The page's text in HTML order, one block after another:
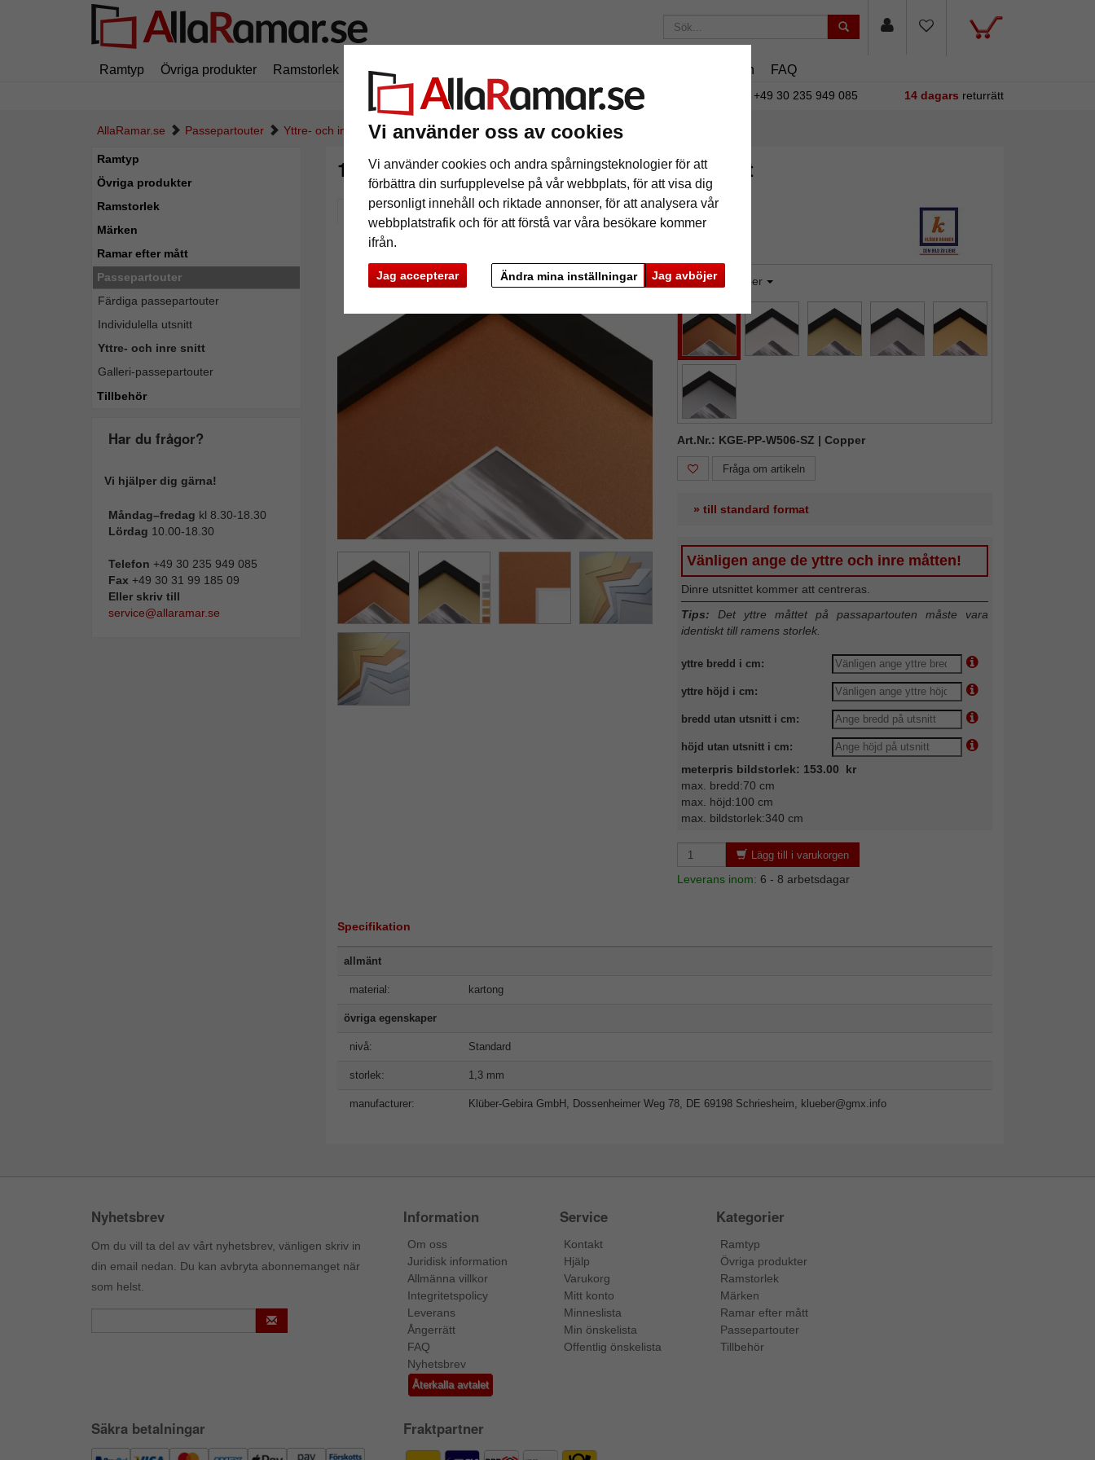
Vi använder oss av cookies
Vi använder cookies och andra spårningsteknologier för att
förbättra din surfupplevelse på vår webbplats, för att visa dig
personligt innehåll och riktade annonser, för att analysera vår
webbplatstrafik och för att förstå var våra besökare kommer
ifrån.
Jag accepterar Jag avböjer
Ändra mina inställningar
Ramtyp Övriga produkter Ramstorlek Märken Magasin FAQ
i leveranskostnad. Oavsett hur mycket du beställer. +49 30 235 949 085 14 dagars returrätt
AllaRamar.se Passepartouter Yttre- och inre snitt 1,3 mm passepartout i metallfärger efter mått
Ramtyp
Övriga produkter
Ramstorlek
Märken
Ramar efter mått
Passepartouter
Färdiga passepartouter
Individulella utsnitt
Yttre- och inre snitt
Galleri-passepartouter
Tillbehör
Har du frågor?
Vi hjälper dig gärna!
Måndag–fredag kl 8.30-18.30
Lördag 10.00-18.30
Telefon +49 30 235 949 085
Fax +49 30 31 99 185 09
Eller skriv till
service@allaramar.se
1,3 mm passepartout i metallfärger efter mått
Pictures Preview
Tillbaka Nästa
färg: Copper
Art.Nr.: KGE-PP-W506-SZ | Copper
Fråga om artikeln
» till standard format
Vänligen ange de yttre och inre måtten!
Dinre utsnittet kommer att centreras.
Tips: Det yttre måttet på passapartouten måste vara
identiskt till ramens storlek.
yttre bredd i cm:
yttre höjd i cm:
bredd utan utsnitt i cm:
höjd utan utsnitt i cm:
meterpris bildstorlek: 153.00 kr
max. bredd:70 cm
max. höjd:100 cm
max. bildstorlek:340 cm
Lägg till i varukorgen
Leverans inom: 6 - 8 arbetsdagar
Specifikation
allmänt
material: kartong
övriga egenskaper
nivå: Standard
storlek: 1,3 mm
manufacturer: Klüber-Gebira GmbH, Dossenheimer Weg 78, DE 69198 Schriesheim, klueber@gmx.info
Nyhetsbrev
Om du vill ta del av vårt nyhetsbrev, vänligen skriv in
din email nedan. Du kan avbryta abonnemanget när
som helst.
Information
Om oss
Juridisk information
Allmänna villkor
Integritetspolicy
Leverans
Ångerrätt
FAQ
Nyhetsbrev
Återkalla avtalet
Service
Kontakt
Hjälp
Varukorg
Mitt konto
Minneslista
Min önskelista
Offentlig önskelista
Kategorier
Ramtyp
Övriga produkter
Ramstorlek
Märken
Ramar efter mått
Passepartouter
Tillbehör
Säkra betalningar Fraktpartner